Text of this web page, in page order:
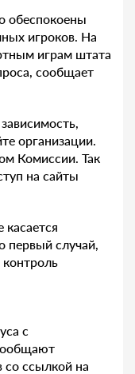
обеспокоены
игроков. На
играм штата
сообщает
организации.
Комиссии. Так
на сайты
первый случай,
контроль
с
со ссылкой на